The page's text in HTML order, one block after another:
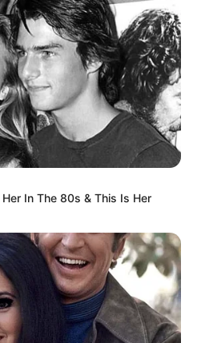
Ужгороді зростає –
підтверджує
набирали питну воду: що
на Закарпатті
—
Мукачівського
In The 80s & This Is Her